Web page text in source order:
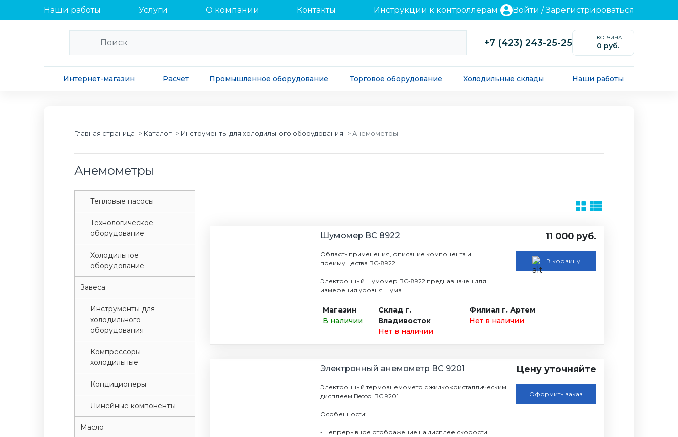
Наши работы Услуги О компании Контакты Инструкции к контроллерам Войти /Зарегистрироваться
+7 (423) 243-25-25 КОРЗИНА:
0 руб.
Интернет-магазин Расчет Промышленное оборудование Торговое оборудование Холодильные склады Наши работы
Главная страница Каталог Инструменты для холодильного оборудования Анемометры
Анемометры
Tепловые насосы
Tехнологическое
оборудование
Xолодильное
оборудование
Завеса
Инструменты для
холодильного
оборудования
Компрессоры
холодильные
Кондиционеры
Линейные компоненты
Масло
Шумомер ВС 8922
Область применения, описание компонента и
преимущества BC-8922
Электронный шумомер BC-8922 предназначен для
измерения уровня шума...
11 000 руб.
В корзину
Магазин
В наличии
Склад г.
Владивосток
Нет в наличии
Филиал г. Артем
Нет в наличии
Электронный анемометр ВС 9201
Электронный термоанемометр с жидкокристаллическим
дисплеем Becool BC 9201.
Особенности:
- Непрерывное отображение на дисплее скорости...
Цену уточняйте
Оформить заказ